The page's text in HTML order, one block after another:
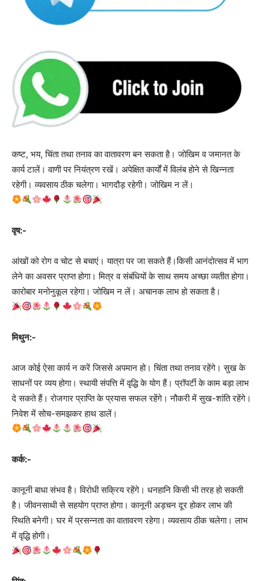
कष्ट, भय, चिंता तथा तनाव का वातावरण बन सकता है। जोखिम व जमानत के
कार्य टालें। वाणी पर नियंत्रण रखें। अपेक्षित कार्यों में विलंब होने से खिन्नता
रहेगी। व्यवसाय ठीक चलेगा। भागदौड़ रहेगी। जोखिम न लें।
वृष:-
आंखों को रोग व चोट से बचाएं। यात्रा पर जा सकते हैं।किसी आनंदोत्सव में भाग
लेने का अवसर प्राप्त होगा। मित्र व संबंधियों के साथ समय अच्छा व्यतीत होगा।
कारोबार मनोनुकूल रहेगा। जोखिम न लें। अचानक लाभ हो सकता है।
मिथुन:-
आज कोई ऐसा कार्य न करें जिससे अपमान हो। चिंता तथा तनाव रहेंगे। सुख के
साधनों पर व्यय होगा। स्थायी संपत्ति में वृद्धि के योग हैं। प्रॉपर्टी के काम बड़ा लाभ
दे सकते हैं। रोजगार प्राप्ति के प्रयास सफल रहेंगे। नौकरी में सुख-शांति रहेंगे।
निवेश में सोच-समझकर हाथ डालें।
कर्क:-
कानूनी बाधा संभव है। विरोधी सक्रिय रहेंगे। धनहानि किसी भी तरह हो सकती
है। जीवनसाथी से सहयोग प्राप्त होगा। कानूनी अड़चन दूर होकर लाभ की
स्थिति बनेगी। घर में प्रसन्नता का वातावरण रहेगा। व्यवसाय ठीक चलेगा। लाभ
में वृद्धि होगी।